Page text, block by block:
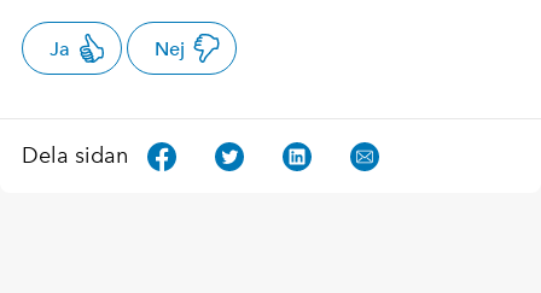
Ja Nej
Dela sidan